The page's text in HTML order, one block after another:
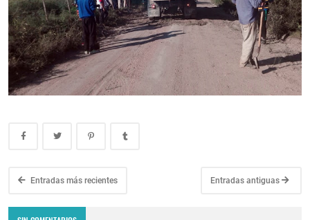
Entradas más recientes Entradas antiguas